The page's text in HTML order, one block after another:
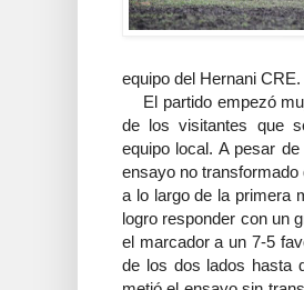
equipo del Hernani CRE.
El partido empezó
de los visitantes que
equipo local. A pesar
ensayo no
a lo largo de la primera
logro responder con un
el marcador a un 7-5
de los dos lados hasta